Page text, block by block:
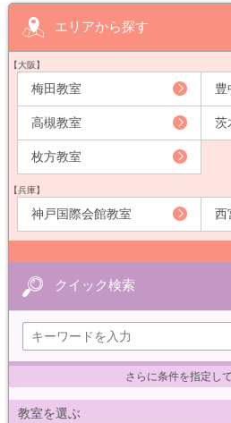
エリアから探す
【大阪】
梅田教室 豊
高槻教室 茨
枚方教室
【兵庫】
神戸国際会館教室 西
クイック検索
さらに条件を指定し
教室を選ぶ